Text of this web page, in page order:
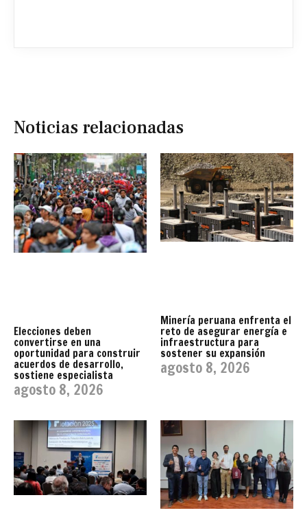
Noticias relacionadas
Elecciones deben
convertirse en una
oportunidad para construir
acuerdos de desarrollo,
sostiene especialista
agosto 8, 2026
Minería peruana enfrenta el
reto de asegurar energía e
infraestructura para
sostener su expansión
agosto 8, 2026